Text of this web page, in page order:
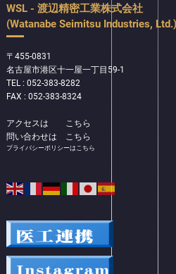
WSL - 渡辺精密工業株式会社
(Watanabe Seimitsu
〒455-0831
名古屋市港区十一屋一丁目59-1
TEL : 052-383-8282
FAX : 052-383-8324
アクセスは こちら
問い合わせは こちら
プライバシーポリシーはこちら